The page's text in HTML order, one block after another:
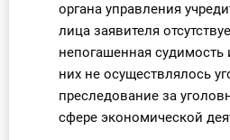
органа управления
лица заявителя
непогашенная
них не осуществлялось
преследование за
сфере экономической